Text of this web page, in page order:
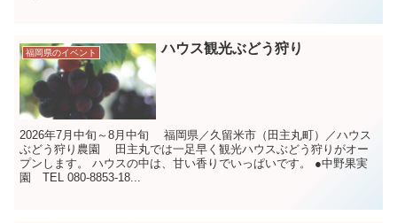
福岡県のイベント ハウス観光ぶどう狩り
2026年7月中旬～8月中旬 福岡県／久留米市（田主丸町）／ハウス
ぶどう狩り農園 田主丸では一足早く観光ハウスぶどう狩りがオー
プンします。 ハウスの中は、甘い香りでいっぱいです。 ●中野果実
園 TEL 080-8853-18...